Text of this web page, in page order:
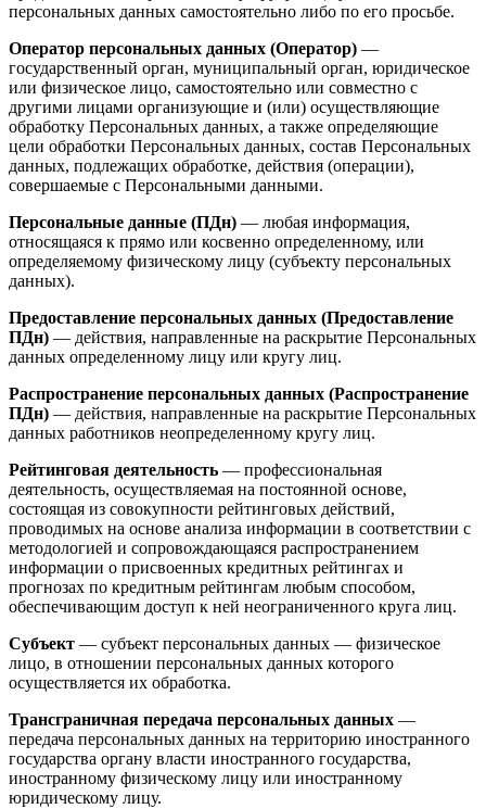
персональных данных самостоятельно либо по его просьбе.
Оператор персональных данных (Оператор) —
государственный орган, муниципальный орган, юридическое
или физическое лицо, самостоятельно или совместно с
другими лицами организующие и (или) осуществляющие
обработку Персональных данных, а также определяющие
цели обработки Персональных данных, состав Персональных
данных, подлежащих обработке, действия (операции),
совершаемые с Персональными данными.
Персональные данные (ПДн) — любая информация,
относящаяся к прямо или косвенно определенному, или
определяемому физическому лицу (субъекту персональных
данных).
Предоставление персональных данных (Предоставление
ПДн) — действия, направленные на раскрытие Персональных
данных определенному лицу или кругу лиц.
Распространение персональных данных (Распространение
ПДн) — действия, направленные на раскрытие Персональных
данных работников неопределенному кругу лиц.
Рейтинговая деятельность — профессиональная
деятельность, осуществляемая на постоянной основе,
состоящая из совокупности рейтинговых действий,
проводимых на основе анализа информации в соответствии с
методологией и сопровождающаяся распространением
информации о присвоенных кредитных рейтингах и
прогнозах по кредитным рейтингам любым способом,
обеспечивающим доступ к ней неограниченного круга лиц.
Субъект — субъект персональных данных — физическое
лицо, в отношении персональных данных которого
осуществляется их обработка.
Трансграничная передача персональных данных —
передача персональных данных на территорию иностранного
государства органу власти иностранного государства,
иностранному физическому лицу или иностранному
юридическому лицу.